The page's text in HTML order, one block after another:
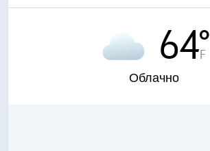
64°
F
Облачно